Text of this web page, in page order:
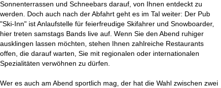
Sonnenterrassen und Schneebars darauf, von Ihnen entdeckt zu
werden. Doch auch nach der Abfahrt geht es im Tal weiter: Der Pub
"Ski-Inn" ist Anlaufstelle für feierfreudige Skifahrer und Snowboarder,
hier treten samstags Bands live auf. Wenn Sie den Abend ruhiger
ausklingen lassen möchten, stehen Ihnen zahlreiche Restaurants
offen, die darauf warten, Sie mit regionalen oder internationalen
Spezialitäten verwöhnen zu dürfen.
Wer es auch am Abend sportlich mag, der hat die Wahl zwischen zwei